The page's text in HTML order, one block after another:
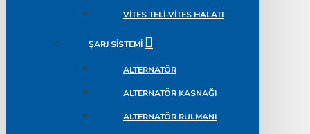
VITES TELI-VITES HALATI
ŞARJ SISTEMI
ALTERNATÖR
ALTERNATÖR KASNAĞI
ALTERNATÖR RULMANI